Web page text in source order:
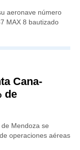
aeronave número
MAX 8 bautizado
Cana-
de
Mendoza se
operaciones aéreas